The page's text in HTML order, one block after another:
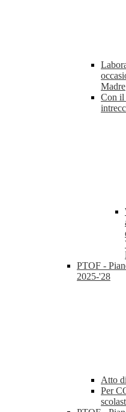
Madre
Con il
PTOF -
2025-'28
Atto
Per